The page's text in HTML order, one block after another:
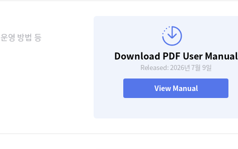
영 방법 등
Download PDF User Manual
Released: 2026년 7월 9일
View Manual